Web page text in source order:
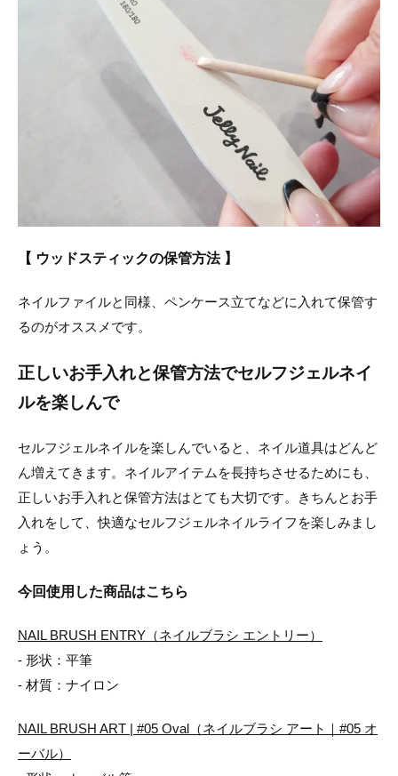
【 ウッドスティックの保管方法 】
ネイルファイルと同様、ペンケース立てなどに入れて保管す
るのがオススメです。
正しいお手入れと保管方法でセルフジェルネイ
ルを楽しんで
セルフジェルネイルを楽しんでいると、ネイル道具はどんど
ん増えてきます。ネイルアイテムを長持ちさせるためにも、
正しいお手入れと保管方法はとても大切です。きちんとお手
入れをして、快適なセルフジェルネイルライフを楽しみまし
ょう。
今回使用した商品はこちら
NAIL BRUSH ENTRY（ネイルブラシ エントリー）
- 形状：平筆
- 材質：ナイロン
NAIL BRUSH ART | #05 Oval（ネイルブラシ アート｜#05 オ
ーバル）